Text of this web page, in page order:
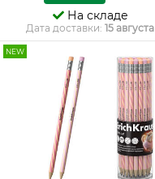
На складе
Дата доставки: 15 августа
NEW